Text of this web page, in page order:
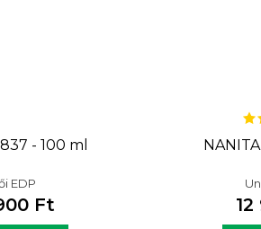
- 100 ml
EDP
Ft